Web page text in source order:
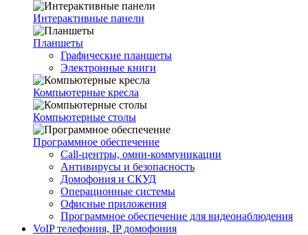
Интерактивные панели
Планшеты
Графические планшеты
Электронные книги
Компьютерные кресла
Компьютерные столы
Программное обеспечение
Call-центры, омни-коммуникации
Антивирусы и безопасность
Домофония и СКУД
Операционные системы
Офисные приложения
Программное обеспечение для видеонаблюдения
VoIP телефония, IP домофония